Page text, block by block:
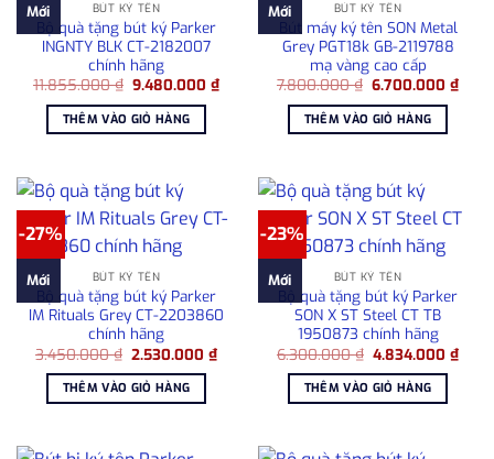
Mới BÚT KÝ TÊN
Bộ quà tặng bút ký Parker
INGNTY BLK CT-2182007
chính hãng
11.855.000₫ Giá
là:
11.855.000 ₫.
9.480.000₫Giá
hiện
9.480.000 ₫.
THÊM VÀO GIỎ HÀNG
Mới BÚT KÝ TÊN
Bút máy ký tên SON Metal
Grey PGT18k GB-2119788
mạ vàng cao cấp
7.800.000₫ Giá
là:
7.800.000 ₫.
6.700.000₫Giá
hiện
THÊM VÀO GIỎ HÀNG
-27%
Mới BÚT KÝ TÊN
Bộ quà tặng bút ký Parker
IM Rituals Grey CT-2203860
chính hãng
3.450.000₫ Giá
là:
3.450.000 ₫.
2.530.000₫Giá
hiện
2.530.000 ₫.
THÊM VÀO GIỎ HÀNG
-23%
Mới BÚT KÝ TÊN
Bộ quà tặng bút ký Parker
SON X ST Steel CT TB
1950873 chính hãng
6.300.000₫ Giá
là:
6.300.000 ₫.
4.834.000₫Giá
hiện
THÊM VÀO GIỎ HÀNG